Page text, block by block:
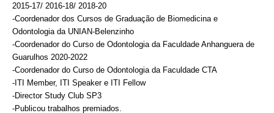
2015-17/ 2016-18/ 2018-20
-Coordenador dos Cursos de Graduação de Biomedicina e
Odontologia da UNIAN-Belenzinho
-Coordenador do Curso de Odontologia da Faculdade Anhanguera de
Guarulhos 2020-2022
-Coordenador do Curso de Odontologia da Faculdade CTA
-ITI Member, ITI Speaker e ITI Fellow
-Director Study Club SP3
-Publicou trabalhos premiados.